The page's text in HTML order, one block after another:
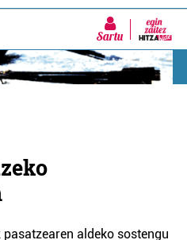
Sartu
aldeko sostengu